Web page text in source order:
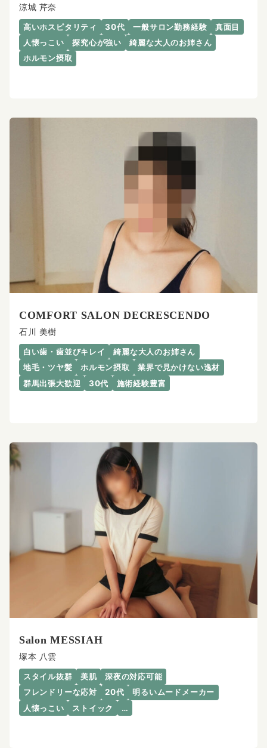
涼城 芹奈
高いホスピタリティ 30代 一般サロン勤務経験
真面目
人懐っこい
探究心が強い
綺麗な大人のお姉さん
ホルモン摂取
COMFORT SALON DECRESCENDO
石川 美樹
白い歯・歯並びキレイ
綺麗な大人のお姉さん
地毛・ツヤ髪
ホルモン摂取
業界で見かけない逸材
群馬出張大歓迎
30代 施術経験豊富
Salon MESSIAH
塚本 八雲
スタイル抜群 美肌
深夜の対応可能
フレンドリーな応対
20代
明るいムードメーカー
人懐っこい
ストイック …